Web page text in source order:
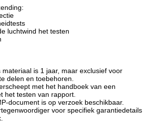
luchtwind het testen
is 1 jaar, maar exclusief voor
delen en toebehoren.
met het handboek van een
het testen van rapport.
document is op verzoek beschikbaar.
voor specifiek garantiedetails